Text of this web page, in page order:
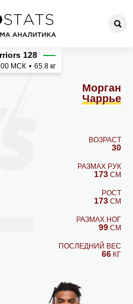
Чаррье
128
МСК • 65.8 кг
Морган
Чаррье
ВОЗРАСТ
30
РАЗМАХ РУК
173 СМ
РОСТ
173 СМ
РАЗМАХ НОГ
99 СМ
ПОСЛЕДНИЙ ВЕС
66 КГ